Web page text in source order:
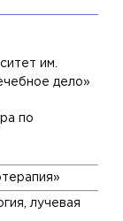
им.
дело»
по
лучевая